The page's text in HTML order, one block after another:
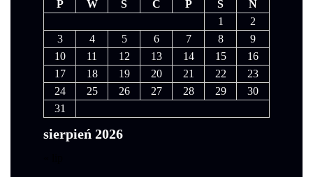
sierpień 2026
P W Ś C P S
N
1
2
3
4 5 6 7 8
9
10
11 12 13 14 15
16
17
18 19 20 21 22
23
24
25 26 27 28 29
30
31